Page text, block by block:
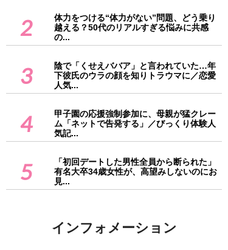
2
体力をつける“体力がない”問題、どう乗り
越える？50代のリアルすぎる悩みに共感
の...
3
陰で「くせえババア」と言われていた…年
下彼氏のウラの顔を知りトラウマに／恋愛
人気...
4
甲子園の応援強制参加に、母親が猛クレー
ム「ネットで告発する」／びっくり体験人
気記...
5
「初回デートした男性全員から断られた」
有名大卒34歳女性が、高望みしないのにお
見...
インフォメーション